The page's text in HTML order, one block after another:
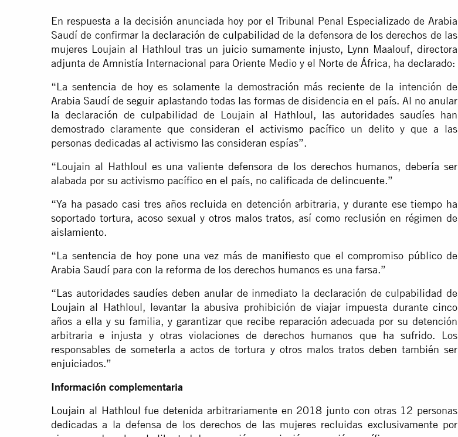
En respuesta a la decisión anunciada hoy por el Tribunal Penal Especializado de Arabia
Saudí de confirmar la declaración de culpabilidad de la defensora de los derechos de las
mujeres Loujain al Hathloul tras un juicio sumamente injusto, Lynn Maalouf, directora
adjunta de Amnistía Internacional para Oriente Medio y el Norte de África, ha declarado:
“La sentencia de hoy es solamente la demostración más reciente de la intención de
Arabia Saudí de seguir aplastando todas las formas de disidencia en el país. Al no anular
la declaración de culpabilidad de Loujain al Hathloul, las autoridades saudíes han
demostrado claramente que consideran el activismo pacífico un delito y que a las
personas dedicadas al activismo las consideran espías”.
“Loujain al Hathloul es una valiente defensora de los derechos humanos, debería ser
alabada por su activismo pacífico en el país, no calificada de delincuente.”
“Ya ha pasado casi tres años recluida en detención arbitraria, y durante ese tiempo ha
soportado tortura, acoso sexual y otros malos tratos, así como reclusión en régimen de
aislamiento.
“La sentencia de hoy pone una vez más de manifiesto que el compromiso público de
Arabia Saudí para con la reforma de los derechos humanos es una farsa.”
“Las autoridades saudíes deben anular de inmediato la declaración de culpabilidad de
Loujain al Hathloul, levantar la abusiva prohibición de viajar impuesta durante cinco
años a ella y su familia, y garantizar que recibe reparación adecuada por su detención
arbitraria e injusta y otras violaciones de derechos humanos que ha sufrido. Los
responsables de someterla a actos de tortura y otros malos tratos deben también ser
enjuiciados.”
Información complementaria
Loujain al Hathloul fue detenida arbitrariamente en 2018 junto con otras 12 personas
dedicadas a la defensa de los derechos de las mujeres recluidas exclusivamente por